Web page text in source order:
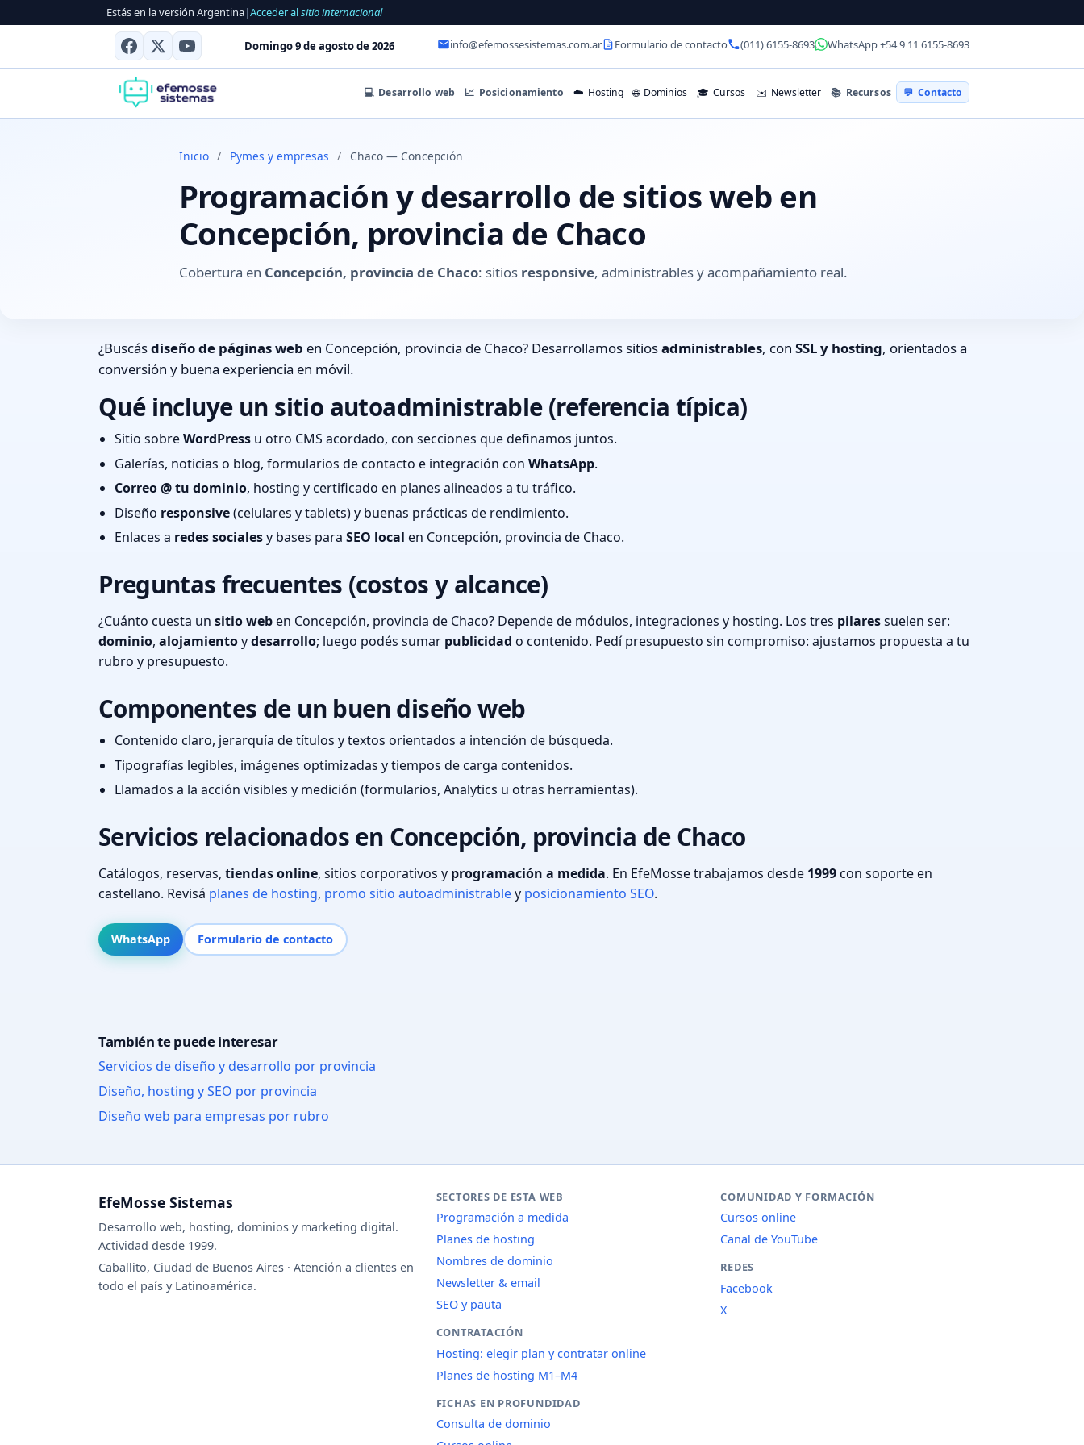
Estás en la versión Argentina|Acceder alsitio internacional
Domingo 9 de agosto de 2026 info@efemossesistemas.com.ar Formulario de contacto (011) 6155-8693 WhatsApp +54 9 11 6155-8693
💻 Desarrollo web 📈 Posicionamiento ☁️ Hosting 🌐 Dominios 🎓 Cursos ✉️ Newsletter 📚 Recursos 💬 Contacto
Inicio / Pymes y empresas / Chaco — Concepción
Programación y desarrollo de sitios web en
Concepción, provincia de Chaco
Cobertura en Concepción, provincia de Chaco: sitios responsive, administrables y acompañamiento real.
¿Buscásdiseño de páginas web en Concepción, provincia de Chaco? Desarrollamos sitiosadministrables, con SSL y hosting, orientados a
conversión y buena experiencia en móvil.
Qué incluye un sitio autoadministrable (referencia típica)
Sitio sobreWordPress u otro CMS acordado, con secciones que definamos juntos.
Galerías, noticias o blog, formularios de contacto e integración con WhatsApp.
Correo @ tu dominio, hosting y certificado en planes alineados a tu tráfico.
Diseño responsive(celulares y tablets) y buenas prácticas de rendimiento.
Enlaces a redes socialesy bases para SEO local en Concepción, provincia de Chaco.
Preguntas frecuentes (costos y alcance)
¿Cuánto cuesta un sitio weben Concepción, provincia de Chaco? Depende de módulos, integraciones y hosting. Los tres pilaressuelen ser:
dominio, alojamientoydesarrollo; luego podés sumar publicidad o contenido. Pedí presupuesto sin compromiso: ajustamos propuesta a tu
rubro y presupuesto.
Componentes de un buen diseño web
Contenido claro, jerarquía de títulos y textos orientados a intención de búsqueda.
Tipografías legibles, imágenes optimizadas y tiempos de carga contenidos.
Llamados a la acción visibles y medición (formularios, Analytics u otras herramientas).
Servicios relacionados en Concepción, provincia de Chaco
Catálogos, reservas, tiendas online, sitios corporativos y programación a medida. En EfeMosse trabajamos desde 1999con soporte en
castellano. Revisá planes de hosting, promo sitio autoadministrabley posicionamiento SEO.
WhatsApp Formulario de contacto
También te puede interesar
Servicios de diseño y desarrollo por provincia
Diseño, hosting y SEO por provincia
Diseño web para empresas por rubro
EfeMosse Sistemas
Desarrollo web, hosting, dominios y marketing digital.
Actividad desde 1999.
Caballito, Ciudad de Buenos Aires · Atención a clientes en
todo el país y Latinoamérica.
SECTORES DE ESTA WEB
Programación a medida
Planes de hosting
Nombres de dominio
Newsletter & email
SEO y pauta
CONTRATACIÓN
Hosting: elegir plan y contratar online
Planes de hosting M1–M4
FICHAS EN PROFUNDIDAD
Consulta de dominio
COMUNIDAD Y FORMACIÓN
Cursos online
Canal de YouTube
REDES
Facebook
X